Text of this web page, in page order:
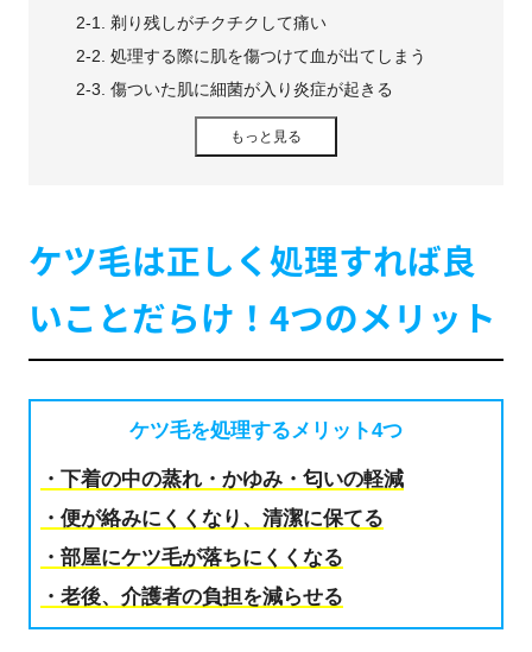
2-1. 剃り残しがチクチクして痛い
2-2. 処理する際に肌を傷つけて血が出てしまう
2-3. 傷ついた肌に細菌が入り炎症が起きる
3. 【おすすめ順】自宅で綺麗に処理するならVIO対応電
3-2. 【おすすめ度★★☆】電気シェーバー｜肌を傷
3-3. 【おすすめ度★★☆】ケツ毛専用カミソリ｜価
格が安く手に入れやすい
ための方法4STEP
4-2. STEP（2）鏡を下に置いてしゃがむ
4-3. STEP（3）内側から外側に広めに剃る
4-4. STEP（4）アフターケアを万全にする
5. ケツ毛を正しく綺麗に処理し続けることは想像以上に
もっと見る
ケツ毛は正しく処理すれば良
いことだらけ！4つのメリット
ケツ毛を処理するメリット4つ
・下着の中の蒸れ・かゆみ・匂いの軽減
・便が絡みにくくなり、清潔に保てる
・部屋にケツ毛が落ちにくくなる
・老後、介護者の負担を減らせる